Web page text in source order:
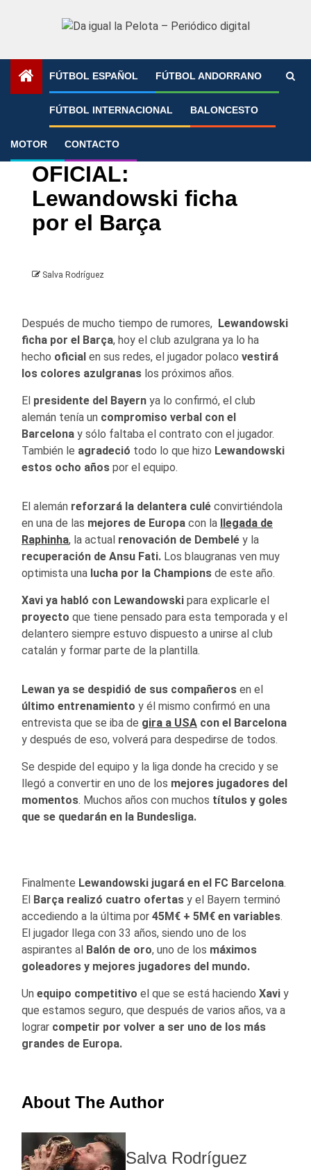
FÚTBOL ESPAÑOL FÚTBOL ANDORRANO
FÚTBOL INTERNACIONAL BALONCESTO
MOTOR CONTACTO
»
FC Barcelona Uncategorized
OFICIAL:
Lewandowski ficha
por el Barça
Salva Rodríguez
Después de mucho tiempo de rumores, Lewandowski
ficha por el Barça, hoy el club azulgrana ya lo ha
hecho oficial en sus redes, el jugador polaco vestirá
los colores azulgranas los próximos años.
El presidente del Bayern ya lo confirmó, el club
alemán tenía un compromiso verbal con el
Barcelona y sólo faltaba el contrato con el jugador.
También le agradeció todo lo que hizo Lewandowski
estos ocho años por el equipo.
El alemán reforzará la delantera culé convirtiéndola
en una de las mejores de Europa con la llegada de
Raphinha, la actual renovación de Dembelé y la
recuperación de Ansu Fati. Los blaugranas ven muy
optimista una lucha por la Champions de este año.
Xavi ya habló con Lewandowski para explicarle el
proyecto que tiene pensado para esta temporada y el
delantero siempre estuvo dispuesto a unirse al club
catalán y formar parte de la plantilla.
Lewan ya se despidió de sus compañeros en el
último entrenamiento y él mismo confirmó en una
entrevista que se iba de gira a USA con el Barcelona
y después de eso, volverá para despedirse de todos.
Se despide del equipo y la liga donde ha crecido y se
llegó a convertir en uno de los mejores jugadores del
momentos. Muchos años con muchos títulos y goles
que se quedarán en la Bundesliga.
Finalmente Lewandowski jugará en el FC Barcelona.
El Barça realizó cuatro ofertas y el Bayern terminó
accediendo a la última por 45M€ + 5M€ en variables.
El jugador llega con 33 años, siendo uno de los
aspirantes al Balón de oro, uno de los máximos
goleadores y mejores jugadores del mundo.
Un equipo competitivo el que se está haciendo Xavi y
que estamos seguro, que después de varios años, va a
lograr competir por volver a ser uno de los más
grandes de Europa.
About The Author
Salva Rodríguez